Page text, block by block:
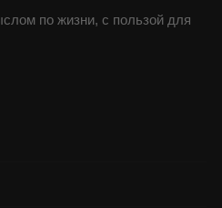
по жизни, с пользой для